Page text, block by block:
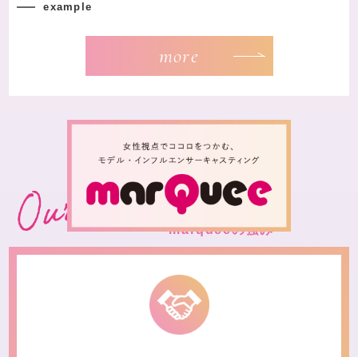
example
more
marqueeの強み